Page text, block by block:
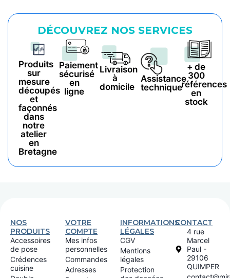
DÉCOUVREZ NOS SERVICES
Produits
sur
mesure
découpés
et
façonnés
dans
notre
atelier
en
Bretagne
Paiement
sécurisé
en
ligne
Livraison
à
domicile
Assistance
technique
+ de
300
références
en
stock
NOS
PRODUITS
Accessoires
de pose
Crédences
cuisine
VOTRE
COMPTE
Mes infos
personnelles
Commandes
Adresses
INFORMATIONS
LÉGALES
CGV
Mentions
légales
Protection
CONTACT
4 rue
Marcel
Paul -
29106
QUIMPER